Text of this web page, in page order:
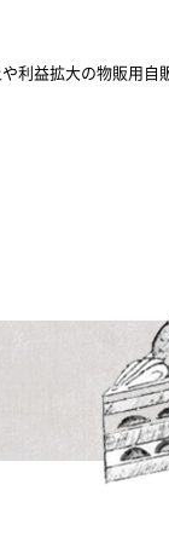
利益拡大の物販用自